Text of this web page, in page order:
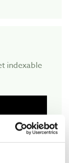
indexable